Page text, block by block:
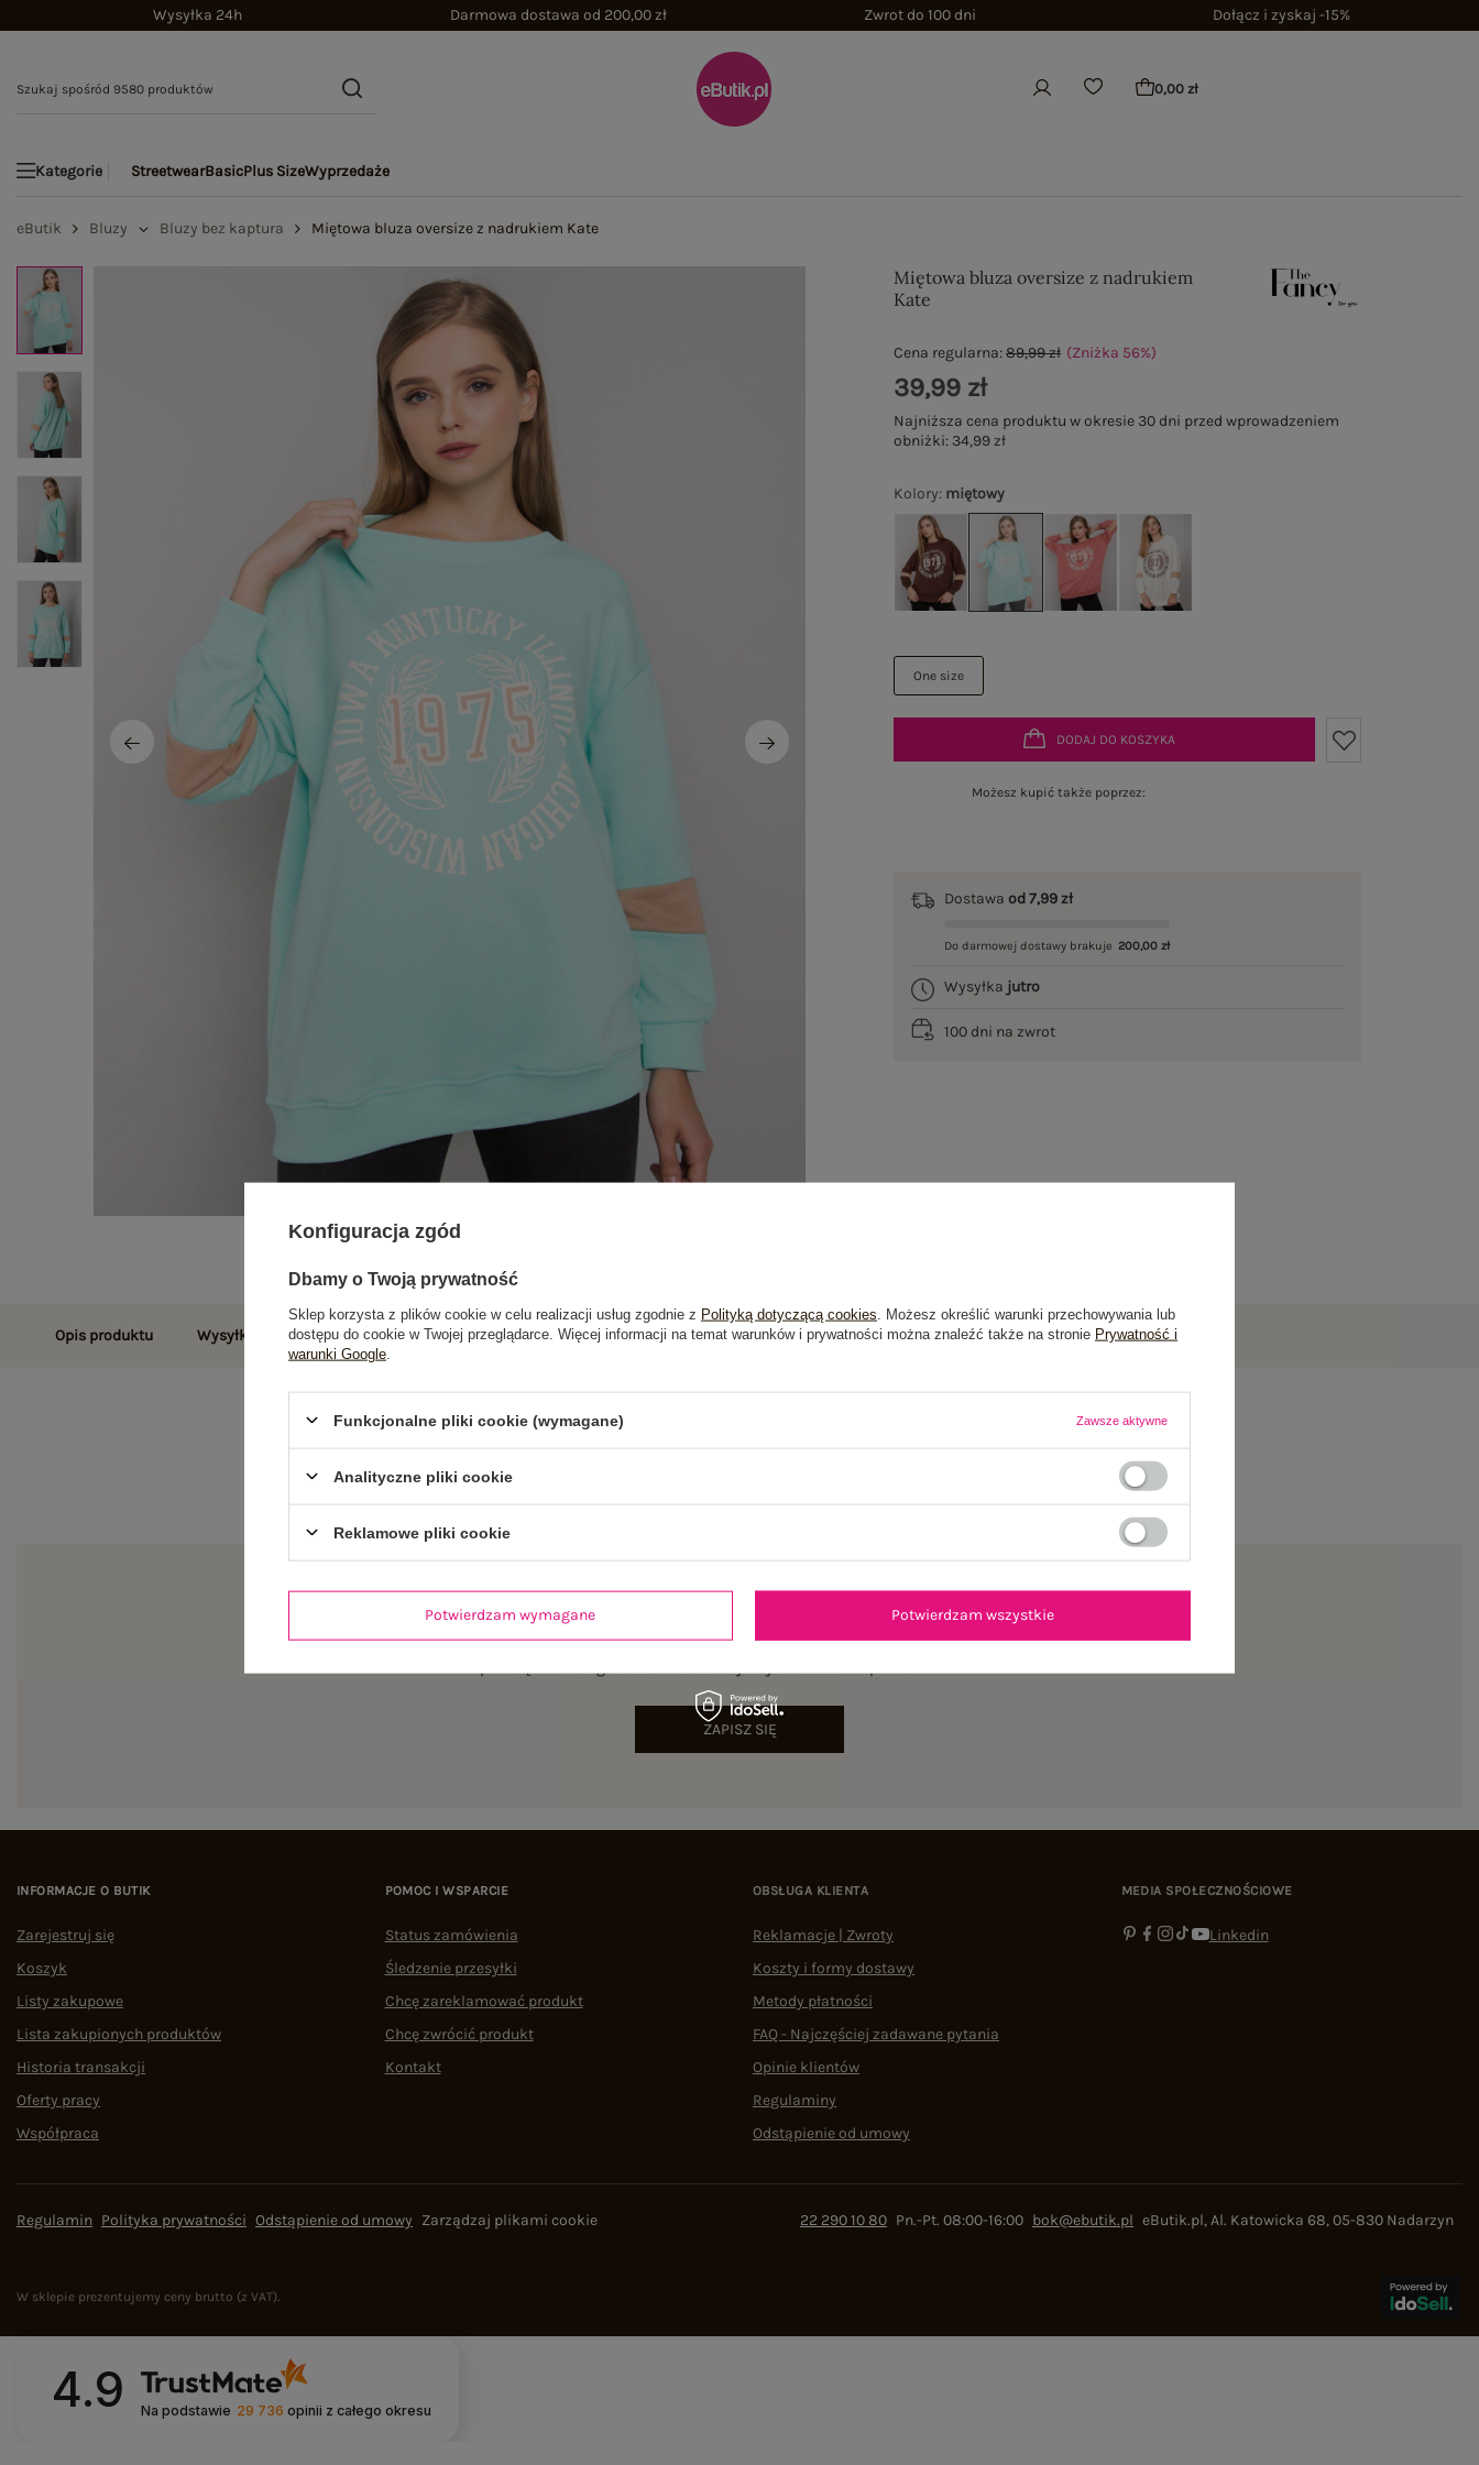
Wysyłka 24h Darmowa dostawa od 200,00 zł Zwrot do 100 dni Dołącz i zyskaj -15%
0,00 zł
Kategorie StreetwearBasicPlus SizeWyprzedaże
eButik Bluzy Bluzy bez kaptura Miętowa bluza oversize z nadrukiem Kate
Miętowa bluza oversize z nadrukiem
Kate
Kolory: miętowy
One size
Cena regularna:89,99 zł (Zniżka 56%)
39,99 zł
Najniższa cena produktu w okresie 30 dni przed wprowadzeniem
obniżki: 34,99 zł
DODAJ DO KOSZYKA
Możesz kupić także poprzez:
Dostawaod 7,99 zł
Do darmowej dostawy brakuje 200,00 zł
Wysyłka jutro
100 dni na zwrot
Opis produktu Wysyłka i dostawa Zwroty i reklamacje Opinie o produkcie(0)
ZAPISZ SIĘ
INFORMACJE O BUTIK
Zarejestruj się
Koszyk
Listy zakupowe
Lista zakupionych produktów
Historia transakcji
Oferty pracy
Współpraca
POMOC I WSPARCIE
Status zamówienia
Śledzenie przesyłki
Chcę zareklamować produkt
Chcę zwrócić produkt
Kontakt
OBSŁUGA KLIENTA
Reklamacje | Zwroty
Koszty i formy dostawy
Metody płatności
FAQ - Najczęściej zadawane pytania
Opinie klientów
Regulaminy
Odstąpienie od umowy
MEDIA SPOŁECZNOŚCIOWE
Linkedin
Regulamin Polityka prywatności Odstąpienie od umowy Zarządzaj plikami cookie 22 290 10 80 Pn.-Pt. 08:00-16:00 bok@ebutik.pl eButik.pl,Al. Katowicka 68,05-830 Nadarzyn
W sklepie prezentujemy ceny brutto (z VAT).
4.9 Na podstawie 29 736 opinii z całego okresu
Konfiguracja zgód
Dbamy o Twoją prywatność
Sklep korzysta z plików cookie w celu realizacji usług zgodnie z Polityką dotyczącą cookies . Możesz określić warunki przechowywania lub
dostępu do cookie w Twojej przeglądarce. Więcej informacji na temat warunków i prywatności można znaleźć także na stronie Prywatność i
warunki Google
Funkcjonalne pliki cookie (wymagane) Zawsze aktywne
Analityczne pliki cookie
Reklamowe pliki cookie
Potwierdzam wymagane Potwierdzam wszystkie